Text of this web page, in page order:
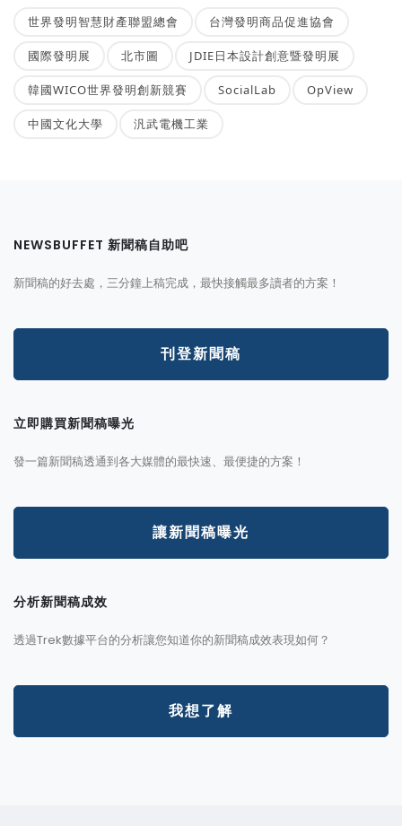
世界發明智慧財產聯盟總會 台灣發明商品促進協會
國際發明展 北市圖 JDIE日本設計創意暨發明展
韓國WICO世界發明創新競賽 SocialLab OpView
中國文化大學 汎武電機工業
NEWSBUFFET 新聞稿自助吧
新聞稿的好去處，三分鐘上稿完成，最快接觸最多讀者的方案！
刊登新聞稿
立即購買新聞稿曝光
發一篇新聞稿透通到各大媒體的最快速、最便捷的方案！
讓新聞稿曝光
分析新聞稿成效
透過Trek數據平台的分析讓您知道你的新聞稿成效表現如何？
我想了解